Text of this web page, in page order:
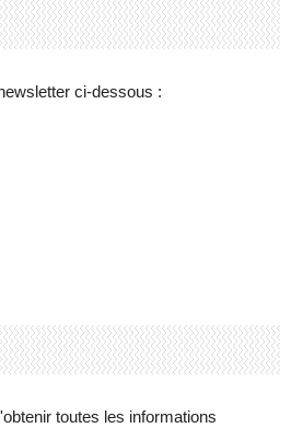
ci-dessous :
toutes les informations